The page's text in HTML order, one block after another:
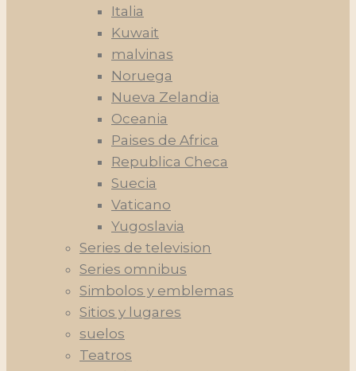
Italia
Kuwait
malvinas
Noruega
Nueva Zelandia
Oceania
Paises de Africa
Republica Checa
Suecia
Vaticano
Yugoslavia
Series de television
Series omnibus
Simbolos y emblemas
Sitios y lugares
suelos
Teatros